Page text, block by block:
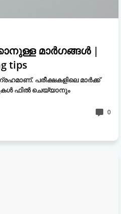
മാര്‍ഗങ്ങള്‍ |
tips
പരീക്ഷകളിലെ മാര്‍ക്ക്
ഫില്‍ ചെയ്യാനും
0